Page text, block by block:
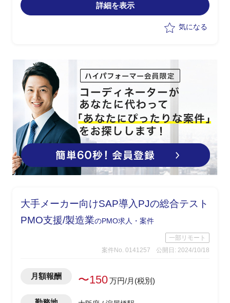
詳細を表示
気になる
大手メーカー向けSAP導入PJの総合テスト
PMO支援/製造業のPMO求人・案件
一部リモート
案件No. 0141257
公開日: 2024/10/18
月額報酬 〜150万円/月(税別)